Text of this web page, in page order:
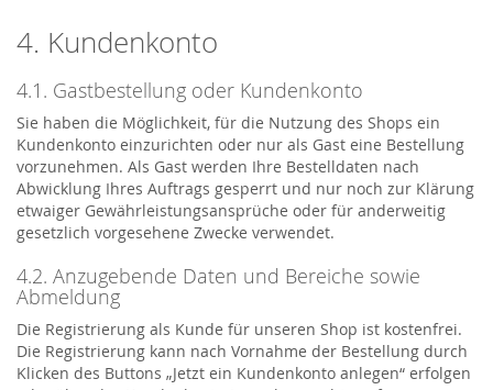
4. Kundenkonto
4.1. Gastbestellung oder Kundenkonto
Sie haben die Möglichkeit, für die Nutzung des Shops ein
Kundenkonto einzurichten oder nur als Gast eine Bestellung
vorzunehmen. Als Gast werden Ihre Bestelldaten nach
Abwicklung Ihres Auftrags gesperrt und nur noch zur Klärung
etwaiger Gewährleistungsansprüche oder für anderweitig
gesetzlich vorgesehene Zwecke verwendet.
4.2. Anzugebende Daten und Bereiche sowie
Abmeldung
Die Registrierung als Kunde für unseren Shop ist kostenfrei.
Die Registrierung kann nach Vornahme der Bestellung durch
Klicken des Buttons „Jetzt ein Kundenkonto anlegen“ erfolgen